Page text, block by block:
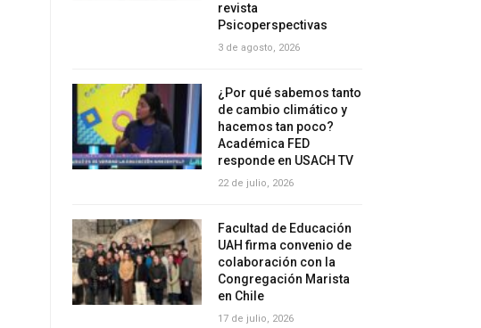
revista
Psicoperspectivas
3 de agosto, 2026
¿Por qué sabemos tanto
de cambio climático y
hacemos tan poco?
Académica FED
responde en USACH TV
22 de julio, 2026
Facultad de Educación
UAH firma convenio de
colaboración con la
Congregación Marista
en Chile
17 de julio, 2026